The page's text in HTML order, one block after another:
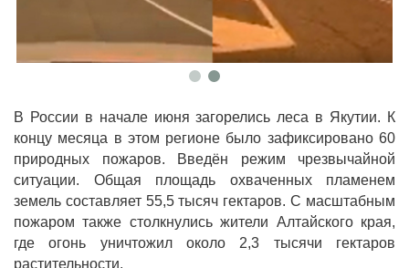
В России в начале июня загорелись леса в Якутии. К
концу месяца в этом регионе было зафиксировано 60
природных пожаров. Введён режим чрезвычайной
ситуации. Общая площадь охваченных пламенем
земель составляет 55,5 тысяч гектаров. С масштабным
пожаром также столкнулись жители Алтайского края,
где огонь уничтожил около 2,3 тысячи гектаров
растительности.